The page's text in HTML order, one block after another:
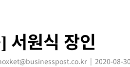
서원식 장인
2020-08-